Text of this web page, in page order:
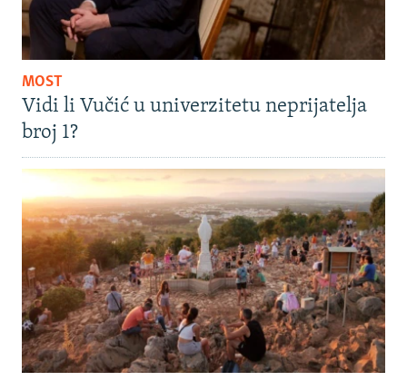
MOST
Vidi li Vučić u univerzitetu neprijatelja
broj 1?